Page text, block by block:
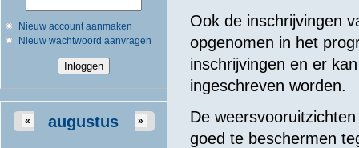
Nieuw account aanmaken
Nieuw wachtwoord aanvragen
augustus
« »
Ook de inschrijvingen
opgenomen in het
inschrijvingen en er
ingeschreven worden.
De
goed te beschermen